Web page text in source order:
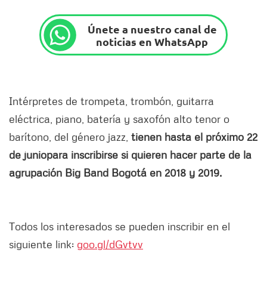
Únete a nuestro canal de
noticias en WhatsApp
Intérpretes de trompeta, trombón, guitarra
eléctrica, piano, batería y saxofón alto tenor o
barítono, del género jazz, tienen hasta el próximo 22
de juniopara inscribirse si quieren hacer parte de la
agrupación Big Band Bogotá en 2018 y 2019.
Todos los interesados se pueden inscribir en el
siguiente link: goo.gl/dGvtvv